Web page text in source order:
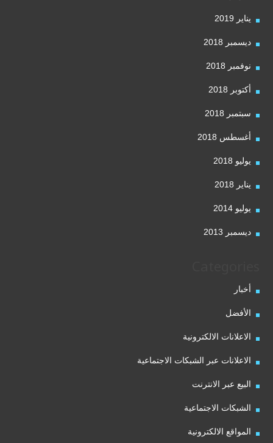
يناير 2019
ديسمبر 2018
نوفمبر 2018
أكتوبر 2018
سبتمبر 2018
أغسطس 2018
يوليو 2018
يناير 2018
يوليو 2014
ديسمبر 2013
أخبار
الأفضل
الاعلانات الالكترونية
الاعلانات عبر الشبكات الاجتماعية
البيع عبر الانترنت
الشبكات الاجتماعية
المواقع الالكترونية